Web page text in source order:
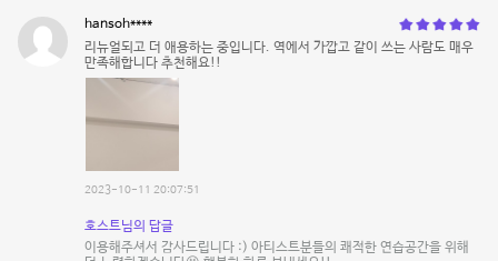
hansoh****
리뉴얼되고 더 애용하는 중입니다. 역에서 가깝고 같이 쓰는 사람도 매우
만족해합니다 추천해요!!
2023-10-11 20:07:51
호스트님의 답글
이용해주셔서 감사드립니다 :) 아티스트분들의 쾌적한 연습공간을 위해